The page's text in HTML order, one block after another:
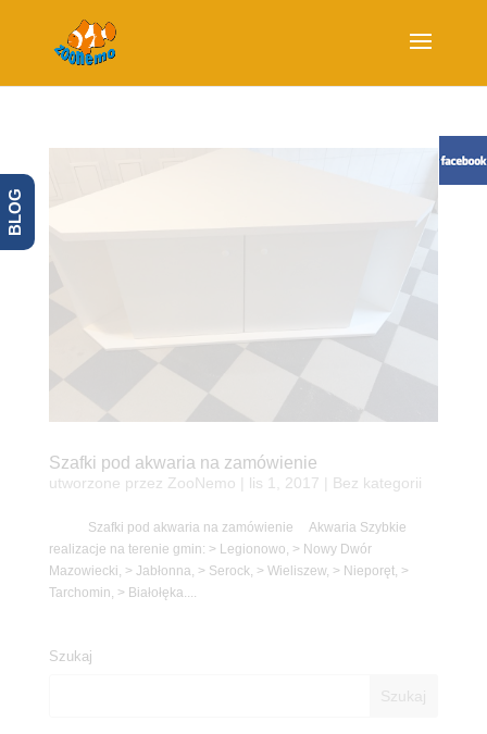
Szafki pod akwaria na zamówienie
utworzone przez ZooNemo lis 1, 2017 | Bez kategorii
Szafki pod akwaria na zamówienie Akwaria Szybkie
realizacje na terenie gmin: > Legionowo, > Nowy Dwór
Mazowiecki, > Jabłonna, > Serock, > Wieliszew, > Nieporęt, >
Tarchomin, > Białołęka....
Szukaj
BLOG